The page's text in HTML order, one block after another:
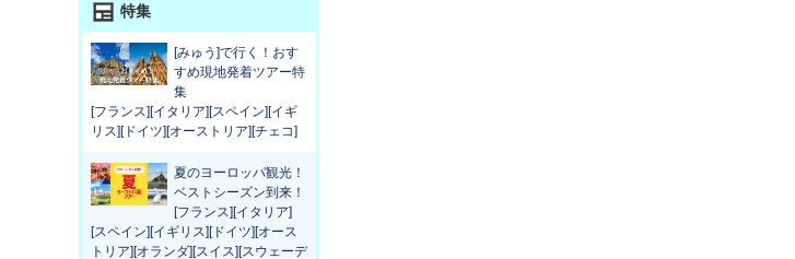
特集
[みゅう]で行く！おす
すめ現地発着ツアー特
集
[フランス][イタリア][スペイン][イギ
リス][ドイツ][オーストリア][チェコ]
夏のヨーロッパ観光！
ベストシーズン到来！
[フランス][イタリア]
[スペイン][イギリス][ドイツ][オース
トリア][オランダ][スイス][スウェーデ